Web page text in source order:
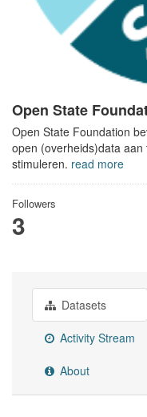
Open State
Open State Foundation
open (overheids)data
stimuleren. read more
Followers
3
Datasets
Activity Stream
About